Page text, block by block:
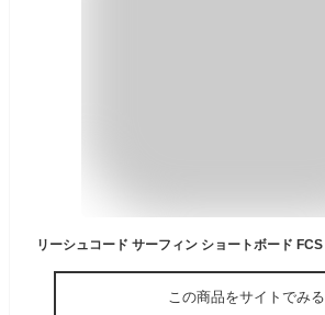
この商品をサイトでみる